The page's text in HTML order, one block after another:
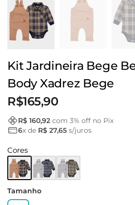
Kit Jardineira Bege
Body Xadrez Bege
R$165,90
R$ 160,92 com 3% off no Pix
6x de R$ 27,65 s/juros
Cores
Tamanho